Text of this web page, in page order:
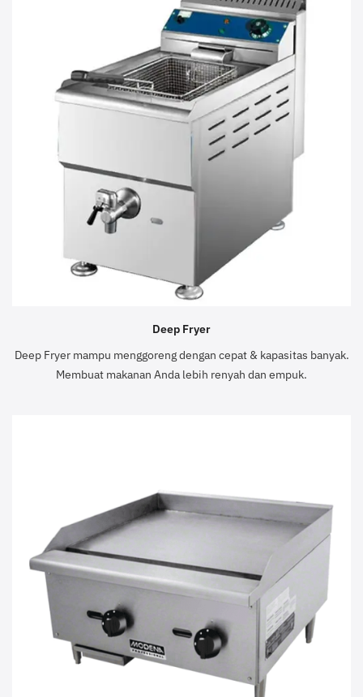
Deep Fryer
Deep Fryer mampu menggoreng dengan cepat & kapasitas banyak.
Membuat makanan Anda lebih renyah dan empuk.